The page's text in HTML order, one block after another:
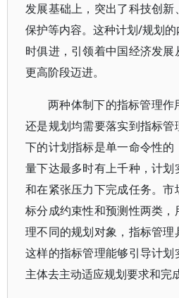
发展基础上，突出了科技创
保护等内容。这种计划/规划
时俱进，引领着中国经济发
更高阶段迈进。
两种体制下的指标管理
还是规划均需要落实到指标
下的计划指标是单一命令性
量下达最多时有上千种，计
和在紧张压力下完成任务。
标分成约束性和预测性两类
理不同的规划对象，指标管理
这样的指标管理能够引导计
主体去主动适应规划要求和完